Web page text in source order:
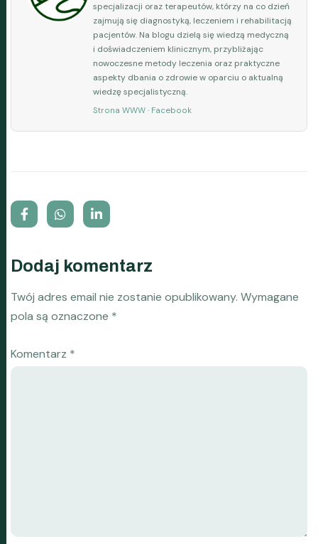
specjalizacji oraz terapeutów, którzy na co dzień
zajmują się diagnostyką, leczeniem i rehabilitacją
pacjentów. Na blogu dzielą się wiedzą medyczną
i doświadczeniem klinicznym, przybliżając
nowoczesne metody leczenia oraz praktyczne
aspekty dbania o zdrowie w oparciu o aktualną
wiedzę specjalistyczną.
Strona WWW · Facebook
Dodaj komentarz
Twój adres email nie zostanie opublikowany. Wymagane
pola są oznaczone *
Komentarz *